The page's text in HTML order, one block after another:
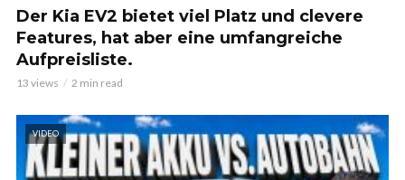
Der Kia EV2 bietet viel Platz und clevere
Features, hat aber eine umfangreiche
Aufpreisliste.
13 views 2 min read
VIDEO